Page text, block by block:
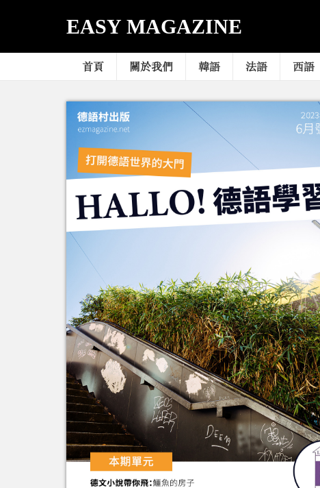
EASY MAGAZINE
首頁 關於我們 韓語 法語 西語